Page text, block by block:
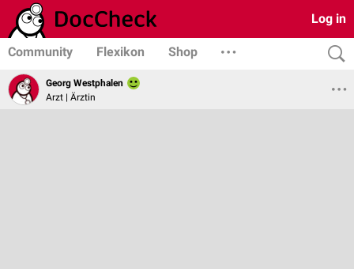
Log in
Community Flexikon Shop
Georg Westphalen
Arzt | Ärztin